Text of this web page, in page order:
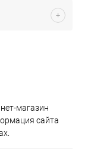
магазин
сайта